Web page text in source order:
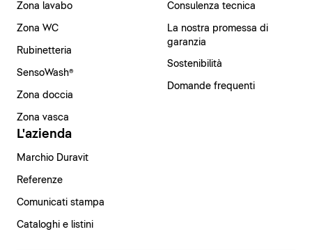
Zona lavabo
Zona WC
Rubinetteria
SensoWash®
Zona doccia
Zona vasca
Consulenza tecnica
La nostra promessa di
garanzia
Sostenibilità
Domande frequenti
L'azienda
Marchio Duravit
Referenze
Comunicati stampa
Cataloghi e listini